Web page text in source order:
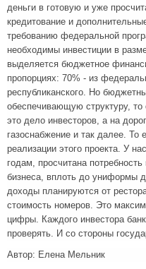
деньги в готовую и уже
кредитование и
требованию федеральной
необходимы инвестиции в
выделяется бюджетное
пропорциях: 70% - из
республиканского. Но
обеспечивающую структуру, то
это дело инвесторов, а на
газоснабжение и так далее. То
реализации этого проекта. У
годам, просчитана
бизнеса, вплоть до униформы
доходы планируются от
стоимость номеров. Это
цифры. Каждого инвестора
проверять. И со стороны
Автор: Елена Мельник